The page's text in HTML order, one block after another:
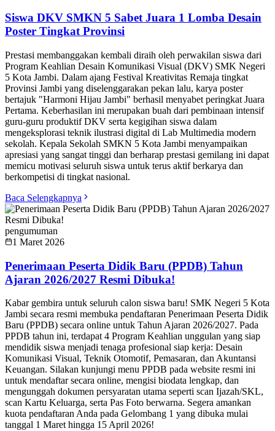
Siswa DKV SMKN 5 Sabet Juara 1 Lomba Desain
Poster Tingkat Provinsi
Prestasi membanggakan kembali diraih oleh perwakilan siswa dari
Program Keahlian Desain Komunikasi Visual (DKV) SMK Negeri
5 Kota Jambi. Dalam ajang Festival Kreativitas Remaja tingkat
Provinsi Jambi yang diselenggarakan pekan lalu, karya poster
bertajuk "Harmoni Hijau Jambi" berhasil menyabet peringkat Juara
Pertama. Keberhasilan ini merupakan buah dari pembinaan intensif
guru-guru produktif DKV serta kegigihan siswa dalam
mengeksplorasi teknik ilustrasi digital di Lab Multimedia modern
sekolah. Kepala Sekolah SMKN 5 Kota Jambi menyampaikan
apresiasi yang sangat tinggi dan berharap prestasi gemilang ini dapat
memicu motivasi seluruh siswa untuk terus aktif berkarya dan
berkompetisi di tingkat nasional.
Baca Selengkapnya
pengumuman
1 Maret 2026
Penerimaan Peserta Didik Baru (PPDB) Tahun
Ajaran 2026/2027 Resmi Dibuka!
Kabar gembira untuk seluruh calon siswa baru! SMK Negeri 5 Kota
Jambi secara resmi membuka pendaftaran Penerimaan Peserta Didik
Baru (PPDB) secara online untuk Tahun Ajaran 2026/2027. Pada
PPDB tahun ini, terdapat 4 Program Keahlian unggulan yang siap
mendidik siswa menjadi tenaga profesional siap kerja: Desain
Komunikasi Visual, Teknik Otomotif, Pemasaran, dan Akuntansi
Keuangan. Silakan kunjungi menu PPDB pada website resmi ini
untuk mendaftar secara online, mengisi biodata lengkap, dan
mengunggah dokumen persyaratan utama seperti scan Ijazah/SKL,
scan Kartu Keluarga, serta Pas Foto berwarna. Segera amankan
kuota pendaftaran Anda pada Gelombang 1 yang dibuka mulai
tanggal 1 Maret hingga 15 April 2026!